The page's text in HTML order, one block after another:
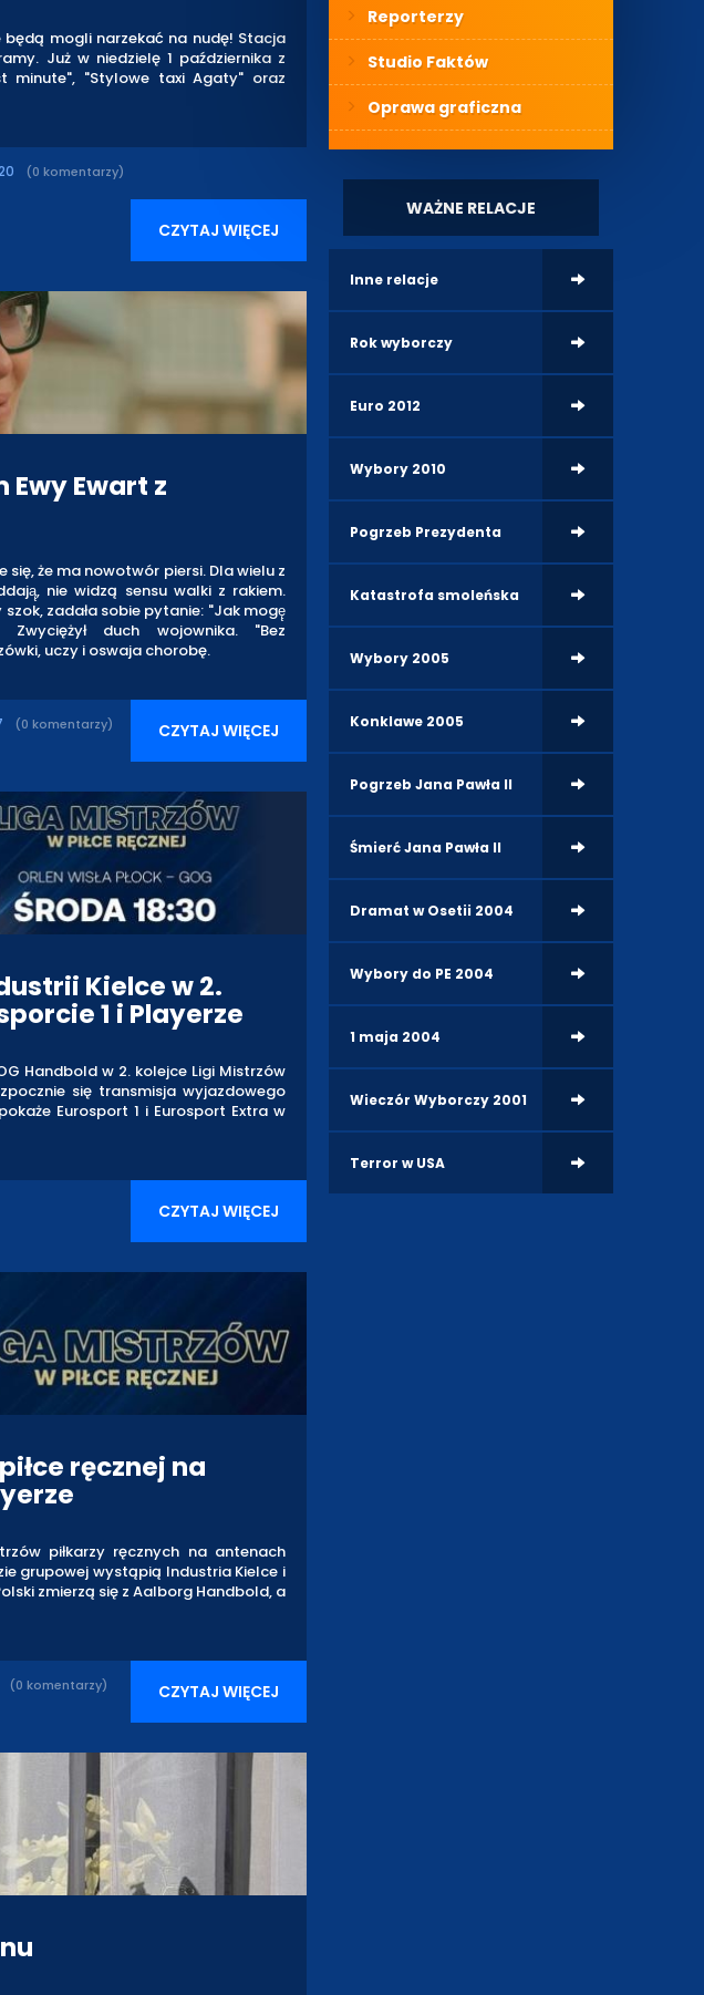
mogli narzekać na nudę! Stacja
Już w niedzielę 1 października z
minute", "Stylowe taxi Agaty" oraz
(0 komentarzy)
CZYTAJ WIĘCEJ
Ewart z
że ma nowotwór piersi. Dla wielu z
nie widzą sensu walki z rakiem.
zadała sobie pytanie: "Jak mogę̨
duch wojownika. "Bez
uczy i oswaja chorobę.
(0 komentarzy) CZYTAJ WIĘCEJ
Kielce w 2.
1 i Playerze
Handbold w 2. kolejce Ligi Mistrzów
się transmisja wyjazdowego
Eurosport 1 i Eurosport Extra w
CZYTAJ WIĘCEJ
ręcznej na
piłkarzy ręcznych na antenach
grupowej wystąpią Industria Kielce i
zmierzą się z Aalborg Handbold, a
(0 komentarzy) CZYTAJ WIĘCEJ
Reporterzy
Studio Faktów
Oprawa graficzna
WAŻNE RELACJE
Inne relacje
Rok wyborczy
Euro 2012
Wybory 2010
Pogrzeb Prezydenta
Katastrofa smoleńska
Wybory 2005
Konklawe 2005
Pogrzeb Jana Pawła II
Śmierć Jana Pawła II
Dramat w Osetii 2004
Wybory do PE 2004
1 maja 2004
Wieczór Wyborczy 2001
Terror w USA